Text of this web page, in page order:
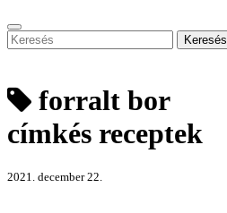
Keresés
forralt bor
címkés receptek
2021. december 22.